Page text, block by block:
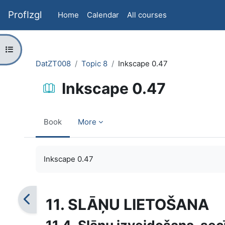
ProfIzgl Home Calendar All courses
Open course index
DatZT008
Topic 8 Inkscape 0.47
Inkscape 0.47
Book More
Inkscape 0.47
11. SLĀŅU LIETOŠANA